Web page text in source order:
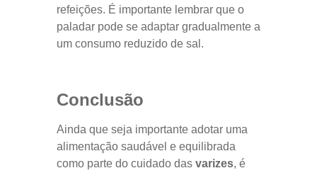
refeições. É importante lembrar que o
paladar pode se adaptar gradualmente a
um consumo reduzido de sal.
Conclusão
Ainda que seja importante adotar uma
alimentação saudável e equilibrada
como parte do cuidado das varizes, é